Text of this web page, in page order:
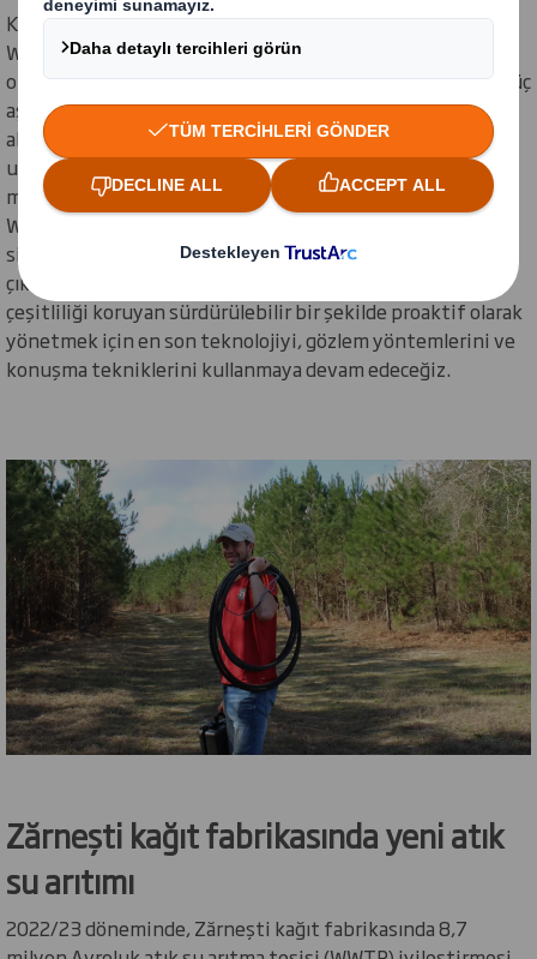
Kuzey Amerika ormancılık ekibimiz, Georgia Üniversitesi
Warnell Ormancılık ve Doğal Kaynaklar Okulu ile ortaklaşa
olarak yerel biyolojik çeşitliliği ölçmek ve geliştirmek için üç
aşamalı bir proje yürütmektedir. Ormanımızda yüksek ilgi
alanı olarak tanımlanan birkaç tür bulundu. iNaturalist
uygulaması, Smithsonian Ulusal Doğa Tarihi Müzesi
materyalleri, Backyard Bird web sitesi ve U.S. Fish and
Wildlife Service Environmental Conservation online
sistemi gibi çeşitli araçlar kullanıldı. Bu çalışmadan yola
çıkarak, ormanlık alanlarımızı doğayı ve yerel biyolojik
çeşitliliği koruyan sürdürülebilir bir şekilde proaktif olarak
yönetmek için en son teknolojiyi, gözlem yöntemlerini ve
konuşma tekniklerini kullanmaya devam edeceğiz.
Zărnești kağıt fabrikasında yeni atık
su arıtımı
2022/23 döneminde, Zărnești kağıt fabrikasında 8,7